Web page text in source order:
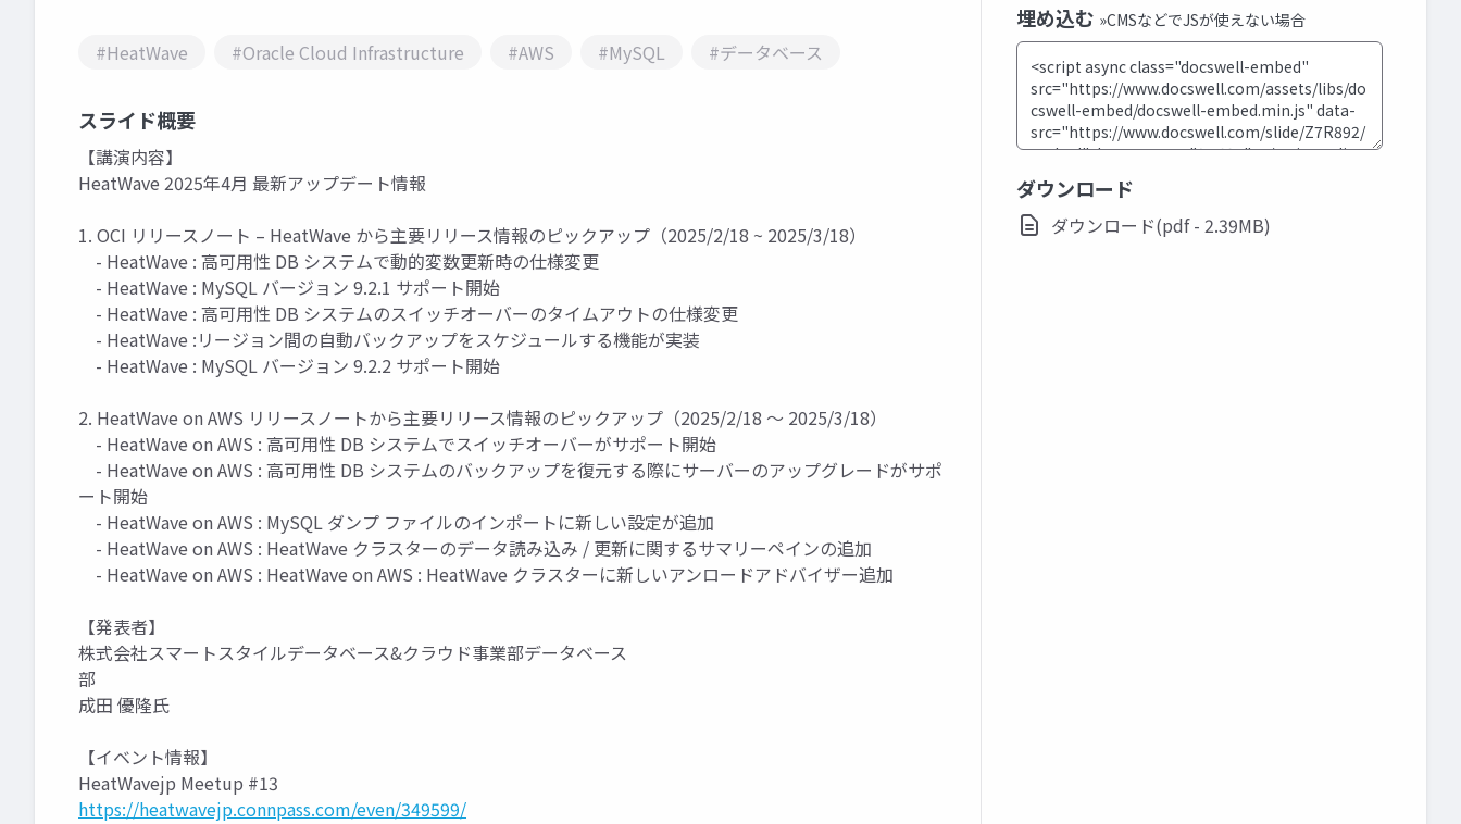
#HeatWave #Oracle Cloud Infrastructure #AWS #MySQL #データベース
スライド概要
【講演内容】
HeatWave 2025年4月 最新アップデート情報
1. OCI リリースノート – HeatWave から主要リリース情報のピックアップ（2025/2/18 ~ 2025/3/18）
- HeatWave : 高可用性 DB システムで動的変数更新時の仕様変更
- HeatWave : MySQL バージョン 9.2.1 サポート開始
- HeatWave : 高可用性 DB システムのスイッチオーバーのタイムアウトの仕様変更
- HeatWave :リージョン間の自動バックアップをスケジュールする機能が実装
- HeatWave : MySQL バージョン 9.2.2 サポート開始
2. HeatWave on AWS リリースノートから主要リリース情報のピックアップ（2025/2/18 ～ 2025/3/18）
- HeatWave on AWS : 高可用性 DB システムでスイッチオーバーがサポート開始
- HeatWave on AWS : 高可用性 DB システムのバックアップを復元する際にサーバーのアップグレードがサポ
ート開始
- HeatWave on AWS : MySQL ダンプ ファイルのインポートに新しい設定が追加
- HeatWave on AWS : HeatWave クラスターのデータ読み込み / 更新に関するサマリーペインの追加
- HeatWave on AWS : HeatWave on AWS : HeatWave クラスターに新しいアンロードアドバイザー追加
【発表者】
株式会社スマートスタイルデータベース&クラウド事業部データベース
部
成田 優隆氏
【イベント情報】
HeatWavejp Meetup #13
https://heatwavejp.connpass.com/even/349599/
埋め込む »CMSなどでJSが使えない場合
ダウンロード
ダウンロード(pdf - 2.39MB)